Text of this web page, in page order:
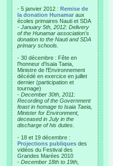
- 5 janvier 2012 : Remise de
la donation Hunamar aux
écoles primaires Nauti et SDA
- January 5th, 2012: Delivery
of the Hunamar association's
donation to the Nauti and SDA
primary schools.
- 30 décembre : Fête en
l'honneur d'Isaia Taeia,
Ministre de l'Environnement
décédé en exercice en juillet
dernier (participation et
tournage)
- December 30th, 2011:
Recording of the Government
feast in homage to Isaia Taeia,
Minister for Environment,
deceased in July in the
discharge of his duties.
- 18 et 19 décembre :
Projections publiques des
vidéos du Festival des
Grandes Marées 2010
- December 18th to 19th,